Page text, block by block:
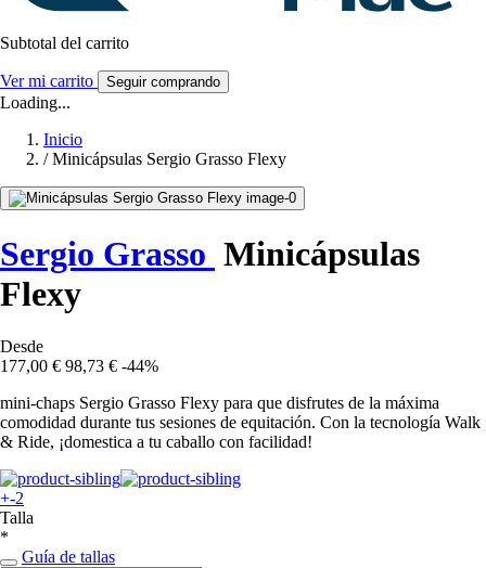
Subtotal del carrito
Ver mi carrito Seguir comprando
Loading...
Inicio
/ Minicápsulas Sergio Grasso Flexy
Sergio Grasso Minicápsulas
Flexy
Desde
177,00 € 98,73 € -44%
mini-chaps Sergio Grasso Flexy para que disfrutes de la máxima
comodidad durante tus sesiones de equitación. Con la tecnología Walk
& Ride, ¡domestica a tu caballo con facilidad!
+-2
Talla
*
Guía de tallas